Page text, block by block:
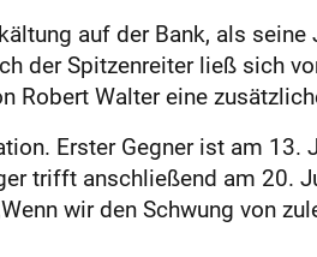
auf der Bank, als
der Spitzenreiter ließ sich
Robert Walter eine
Erster Gegner ist am 13.
trifft anschließend am 20.
wir den Schwung von